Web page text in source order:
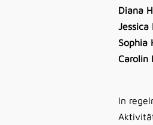
Diana
Jessica
Sophia
Carolin
In